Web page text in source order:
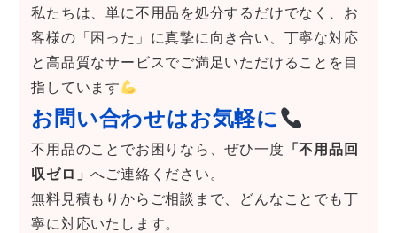
私たちは、単に不用品を処分するだけでなく、お
客様の「困った」に真摯に向き合い、丁寧な対応
と高品質なサービスでご満足いただけることを目
指しています
お問い合わせはお気軽に
不用品のことでお困りなら、ぜひ一度 「不用品回
収ゼロ」へご連絡ください。
無料見積もりからご相談まで、どんなことでも丁
寧に対応いたします。